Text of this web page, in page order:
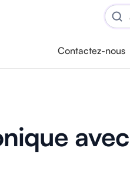
Contactez-nous
avec